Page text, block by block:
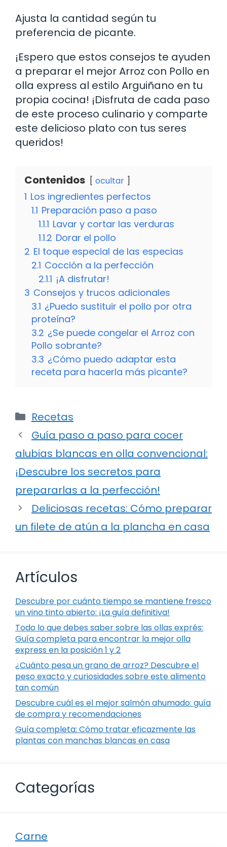
Ajusta la cantidad según tu
preferencia de picante.
¡Espero que estos consejos te ayuden
a preparar el mejor Arroz con Pollo en
olla express al estilo Arguiñano en tu
propia cocina! ¡Disfruta de cada paso
de este proceso culinario y comparte
este delicioso plato con tus seres
queridos!
Contenidos ocultar
1 Los ingredientes perfectos
1.1 Preparación paso a paso
1.1.1 Lavar y cortar las verduras
1.1.2 Dorar el pollo
2 El toque especial de las especias
2.1 Cocción a la perfección
2.1.1 ¡A disfrutar!
3 Consejos y trucos adicionales
3.1 ¿Puedo sustituir el pollo por otra
proteína?
3.2 ¿Se puede congelar el Arroz con
Pollo sobrante?
3.3 ¿Cómo puedo adaptar esta
receta para hacerla más picante?
Categorías
Recetas
Guía paso a paso para cocer
alubias blancas en olla convencional:
¡Descubre los secretos para
prepararlas a la perfección!
Deliciosas recetas: Cómo preparar
un filete de atún a la plancha en casa
Artículos
Descubre por cuánto tiempo se mantiene fresco
un vino tinto abierto: ¡La guía definitiva!
Todo lo que debes saber sobre las ollas exprés:
Guía completa para encontrar la mejor olla
express en la posición 1 y 2
¿Cuánto pesa un grano de arroz? Descubre el
peso exacto y curiosidades sobre este alimento
tan común
Descubre cuál es el mejor salmón ahumado: guía
de compra y recomendaciones
Guía completa: Cómo tratar eficazmente las
plantas con manchas blancas en casa
Categorías
Carne